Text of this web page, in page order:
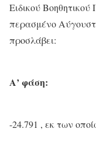
Ειδικού
περασμένο
προσλάβει:
Α’ φάση:
-24.791 , εκ των